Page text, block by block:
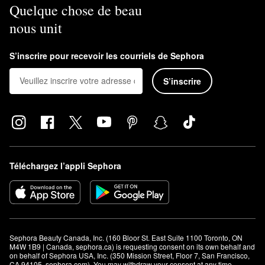
à quatre mois.
Quelque chose de beau
nous unit
S’inscrire pour recevoir les courriels de Sephora
S’inscrire
Téléchargez l’appli Sephora
Sephora Beauty Canada, Inc. (160 Bloor St. East Suite 1100 Toronto, ON
M4W 1B9 | Canada, sephora.ca) is requesting consent on its own behalf and
on behalf of Sephora USA, Inc. (350 Mission Street, Floor 7, San Francisco,